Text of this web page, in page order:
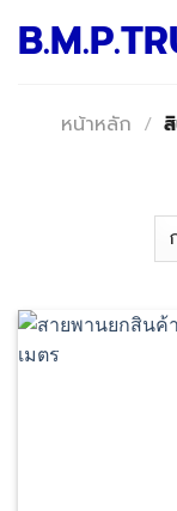
หน้าหลัก /